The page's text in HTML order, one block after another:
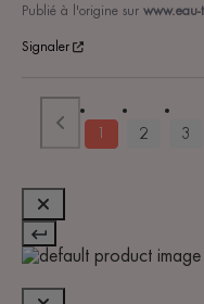
Publié à l'origine sur www.eau-
Signaler
2 3